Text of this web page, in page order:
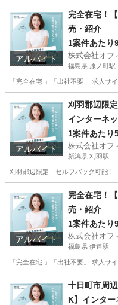
アルバイト
完全在宅！
売・紹介
1案件あたり
株式会社オフ
福島県 原ノ町駅
「完全在宅 」「出社不要」 求人サ
原ノ町駅
アルバイト
刈羽郡辺限
インターネ
1案件あたり
株式会社オフ
新潟県 刈羽駅
刈羽郡辺限定 セルフバック可能！
刈羽駅
アルバイト
完全在宅！
売・紹介
1案件あたり
株式会社オフ
福島県 伊達駅
「完全在宅 」「出社不要」 求人サ
伊達駅 営
十日町市周
K】インタ